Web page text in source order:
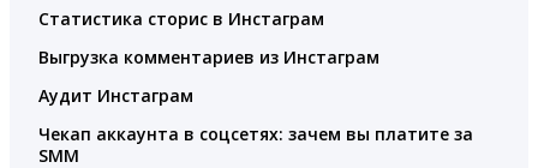
Статистика сторис в Инстаграм
Выгрузка комментариев из Инстаграм
Аудит Инстаграм
Чекап аккаунта в соцсетях: зачем вы платите за
SMM